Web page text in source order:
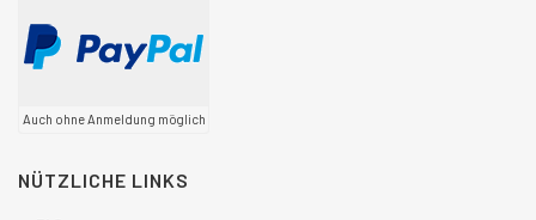
Auch ohne Anmeldung möglich
NÜTZLICHE LINKS